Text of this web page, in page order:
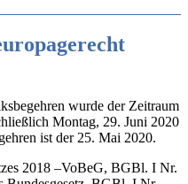
wurde der Zeitraum
Montag, 29. Juni 2020
ist der 25. Mai 2020.
2018 –VoBeG, BGBl. I Nr.